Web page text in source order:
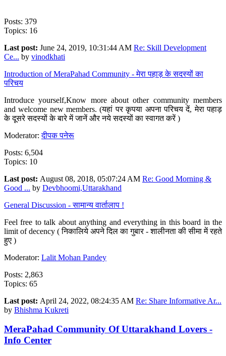
Posts: 379
Topics: 16
Last post: June 24, 2019, 10:31:44 AM Re: Skill Development
Ce... by vinodkhati
Introduction of MeraPahad Community - मेरा पहाड़ के सदस्यों का
परिचय
Introduce yourself,Know more about other community members
and welcome new members. (यहां पर कृपया अपना परिचय दें, मेरा पहाड़
के दूसरे सदस्यों के बारे में जानें और नये सदस्यों का स्वागत करें )
Moderator:दीपक पनेरू
Posts: 6,504
Topics: 10
Last post: August 08, 2018, 05:07:24 AM Re: Good Morning &
Good ... by Devbhoomi,Uttarakhand
General Discussion - सामान्य वार्तालाप !
Feel free to talk about anything and everything in this board in the
limit of decency ( निकालिये अपने दिल का गुबार - शालीनता की सीमा में रहते
हुए )
Moderator: Lalit Mohan Pandey
Posts: 2,863
Topics: 65
Last post: April 24, 2022, 08:24:35 AM Re: Share Informative Ar...
by Bhishma Kukreti
MeraPahad Community Of Uttarakhand Lovers -
Info Center